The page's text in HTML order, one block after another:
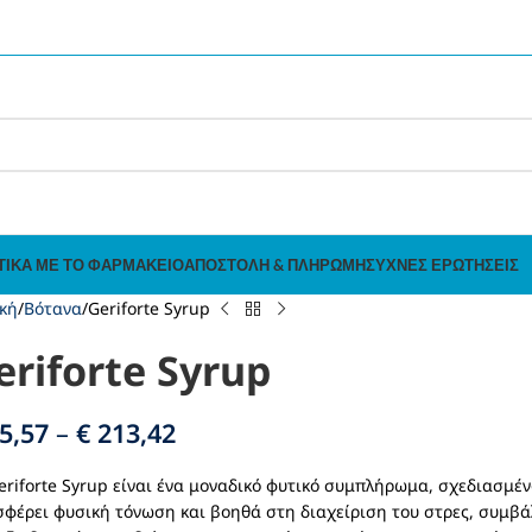
ΜΕ ΤΟ ΦΑΡΜΑΚΕΊΟΑΠΟΣΤΟΛΉ & ΠΛΗΡΩΜΉΣΥΧΝΈΣ ΕΡΩΤΉΣΕΙΣ
Βότανα Geriforte Syrup
Syrup
– € 213,42
Syrup είναι ένα μοναδικό φυτικό συμπλήρωμα,
φυσική τόνωση και βοηθά στη διαχείριση του στρες,